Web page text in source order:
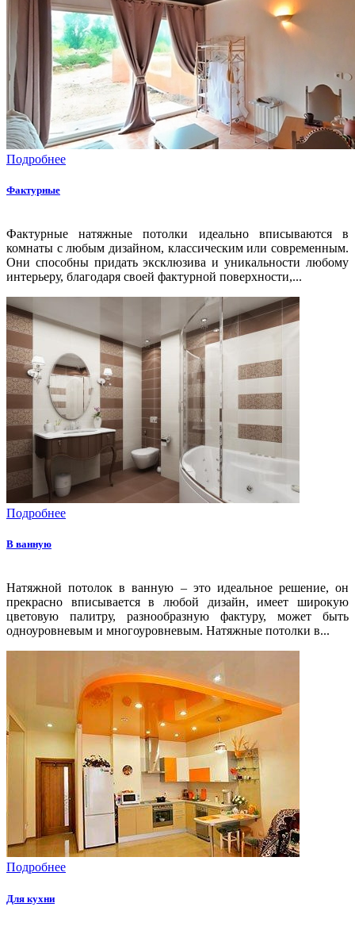
Подробнее
Фактурные
Фактурные натяжные потолки идеально вписываются в
комнаты с любым дизайном, классическим или современным.
Они способны придать эксклюзива и уникальности любому
интерьеру, благодаря своей фактурной поверхности,...
Подробнее
В ванную
Натяжной потолок в ванную – это идеальное решение, он
прекрасно вписывается в любой дизайн, имеет широкую
цветовую палитру, разнообразную фактуру, может быть
одноуровневым и многоуровневым. Натяжные потолки в...
Подробнее
Для кухни